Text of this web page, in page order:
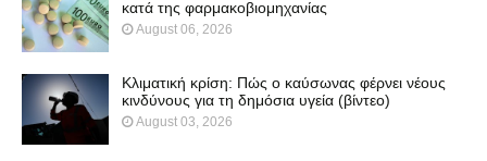
κατά της φαρμακοβιομηχανίας
August 06, 2026
Κλιματική κρίση: Πώς ο καύσωνας φέρνει νέους
κινδύνους για τη δημόσια υγεία (βίντεο)
August 03, 2026